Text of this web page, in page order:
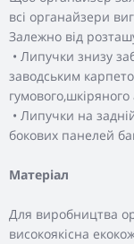
всі органайзери
Залежно від
• Липучки знизу
заводським
• Липучки на
бокових панелей
Матеріал
Для виробництва
високоякісна